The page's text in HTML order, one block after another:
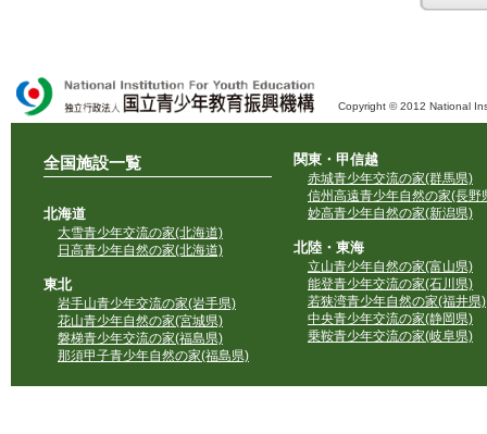
Copyright © 2012 National
全国施設一覧
北海道
大雪青少年交流の家(北海道)
日高青少年自然の家(北海道)
東北
岩手山青少年交流の家(岩手県)
花山青少年自然の家(宮城県)
磐梯青少年交流の家(福島県)
那須甲子青少年自然の家(福島県)
関東・甲信越
赤城青少年交流の家(群馬県)
信州高遠青少年自然の家(長野
妙高青少年自然の家(新潟県)
北陸・東海
立山青少年自然の家(富山県)
能登青少年交流の家(石川県)
若狭湾青少年自然の家(福井県)
中央青少年交流の家(静岡県)
乗鞍青少年交流の家(岐阜県)